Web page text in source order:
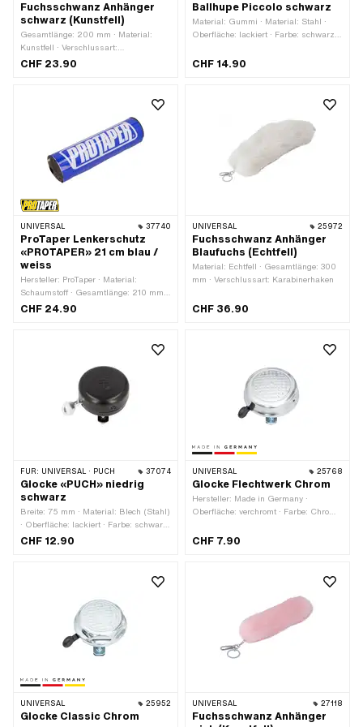
Fuchsschwanz Anhänger
schwarz (Kunstfell)
Gesamtlänge: 200 mm · Material:
Kunstfell · Verschlussart:
Karabinerhaken
CHF 23.90
Ballhupe Piccolo schwarz
Material: Gummi · Material: Stahl ·
Oberfläche: lackiert · Farbe: schwarz ·
aussen: 75 mm
CHF 14.90
UNIVERSAL 37740
ProTaper Lenkerschutz
«PROTAPER» 21 cm blau /
weiss
Hersteller: ProTaper · Material:
Schaumstoff · Gesamtlänge: 210 mm ·
Farbe: blau · Farbe: weiss · Ø innen:
CHF 24.90
UNIVERSAL 25972
Fuchsschwanz Anhänger
Blaufuchs (Echtfell)
Material: Echtfell · Gesamtlänge: 300
mm · Verschlussart: Karabinerhaken
CHF 36.90
FÜR: UNIVERSAL · PUCH 37074
Glocke «PUCH» niedrig
schwarz
Breite: 75 mm · Material: Blech (Stahl)
· Oberfläche: lackiert · Farbe: schwarz
· Klemmdurchmesser: 18 mm ·
aussen: 55 mm · Gewindegrösse: M4
CHF 12.90
UNIVERSAL 25768
Glocke Flechtwerk Chrom
Hersteller: Made in Germany ·
Oberfläche: verchromt · Farbe: Chrom ·
CHF 7.90
UNIVERSAL 25952
Glocke Classic Chrom
UNIVERSAL 27118
Fuchsschwanz Anhänger